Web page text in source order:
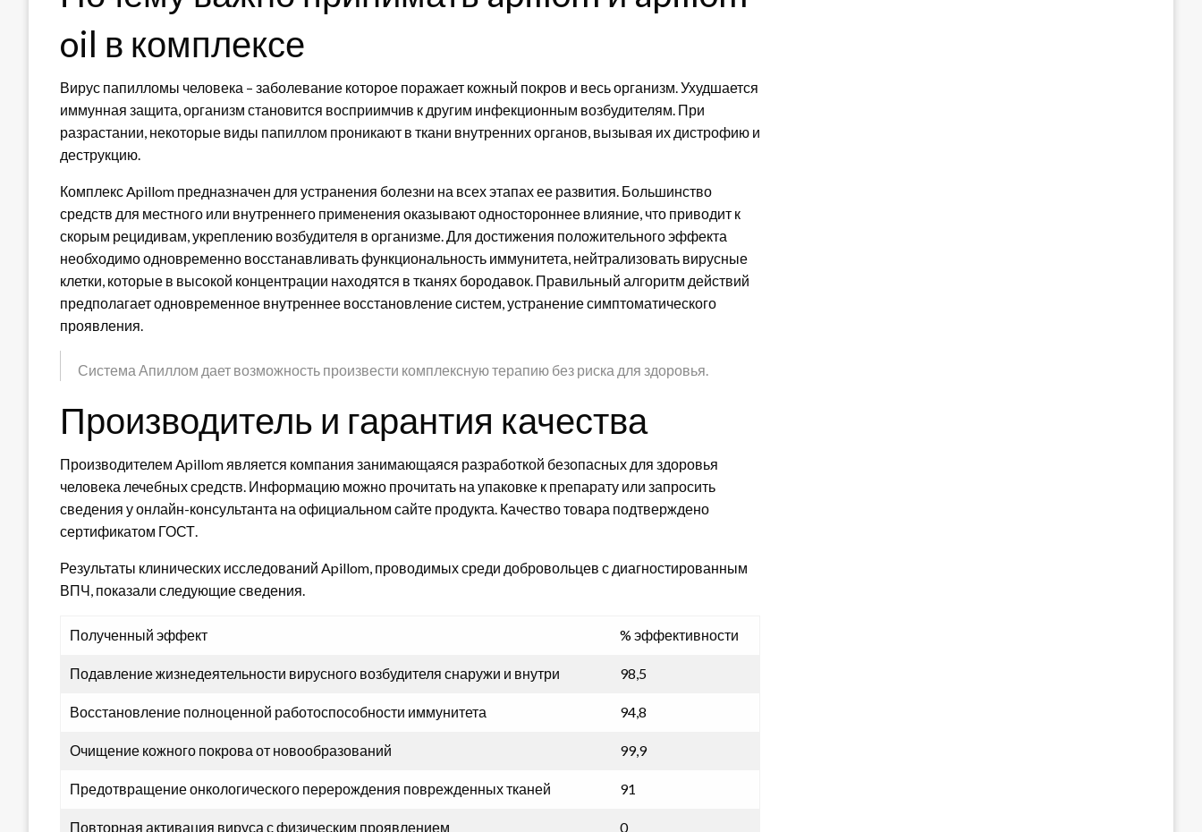
oil в комплексе
Вирус папилломы человека – заболевание которое поражает кожный покров и весь организм. Ухудшается
иммунная защита, организм становится восприимчив к другим инфекционным возбудителям. При
разрастании, некоторые виды папиллом проникают в ткани внутренних органов, вызывая их дистрофию и
деструкцию.
Комплекс Apillom предназначен для устранения болезни на всех этапах ее развития. Большинство
средств для местного или внутреннего применения оказывают одностороннее влияние, что приводит к
скорым рецидивам, укреплению возбудителя в организме. Для достижения положительного эффекта
необходимо одновременно восстанавливать функциональность иммунитета, нейтрализовать вирусные
клетки, которые в высокой концентрации находятся в тканях бородавок. Правильный алгоритм действий
предполагает одновременное внутреннее восстановление систем, устранение симптоматического
проявления.
Система Апиллом дает возможность произвести комплексную терапию без риска для здоровья.
Производитель и гарантия качества
Производителем Apillom является компания занимающаяся разработкой безопасных для здоровья
человека лечебных средств. Информацию можно прочитать на упаковке к препарату или запросить
сведения у онлайн-консультанта на официальном сайте продукта. Качество товара подтверждено
сертификатом ГОСТ.
Результаты клинических исследований Apillom, проводимых среди добровольцев с диагностированным
ВПЧ, показали следующие сведения.
Полученный эффект % эффективности
Подавление жизнедеятельности вирусного возбудителя снаружи и внутри 98,5
Восстановление полноценной работоспособности иммунитета 94,8
Очищение кожного покрова от новообразований 99,9
Предотвращение онкологического перерождения поврежденных тканей 91
Повторная активация вируса с физическим проявлением 0